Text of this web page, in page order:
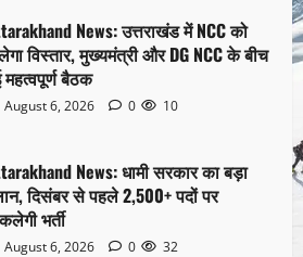
News: उत्तराखंड में NCC को
विस्तार, मुख्यमंत्री और DG NCC के बीच
महत्वपूर्ण बैठक
August 6, 2026 0 10
News: धामी सरकार का बड़ा
दिसंबर से पहले 2,500+ पदों पर
भर्ती
August 6, 2026 0 32